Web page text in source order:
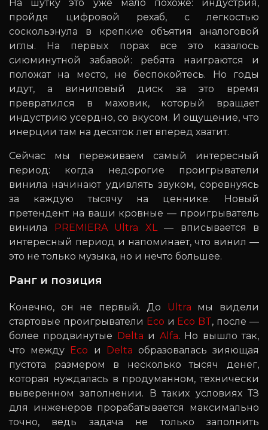
На шутку это уже мало похоже: индустрия,
пройдя цифровой рехаб, с легкостью
соскользнула в крепкие объятия аналоговой
иглы. На первых порах все это казалось
сиюминутной забавой: ребята наиграются и
положат на место, не беспокойтесь. Но годы
идут, а виниловый диск за это время
превратился в маховик, который вращает
индустрию усердно, со вкусом. И ощущение, что
инерции там на десяток лет вперед хватит.
Сейчас мы переживаем самый интересный
период: когда недорогие проигрыватели
винила начинают удивлять звуком, соревнуясь
за каждую тысячу на ценнике. Новый
претендент на ваши кровные — проигрыватель
винила
PREMIERA Ultra XL— вписывается в
интересный период и напоминает, что винил —
это не только музыка, но и нечто большее.
Ранг и позиция
Конечно, он не первый. До Ultra мы видели
стартовые проигрыватели Eco и Eco BT, после —
более продвинутые
Delta и Alfa. Но вышло так,
что между
Eco и Delta образовалась зияющая
пустота размером в несколько тысяч денег,
которая нуждалась в продуманном, технически
выверенном заполнении. В таких условиях ТЗ
для инженеров прорабатывается максимально
точно, ведь задача не только заполнить